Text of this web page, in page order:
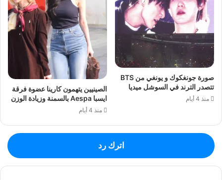
صورة جونغكوك و يونغي من BTS
تتصدر الترند في السوشل ميديا
منذ 4 أيام
الصينيين يتهمون كارينا عضوة فرقة
ايسبا Aespa بالسمنة وزيادة الوزن
منذ 4 أيام
اترك رد